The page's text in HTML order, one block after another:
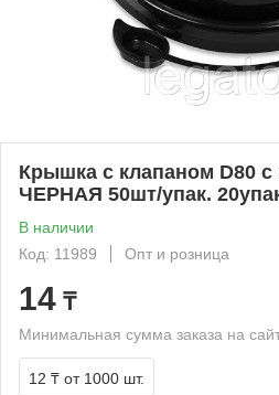
Крышка с клапаном D80 с
ЧЕРНАЯ 50шт/упак.
В наличии
Код: 11989
Опт и розница
14 ₸
Минимальная сумма заказа на
12 ₸ от 1000 шт.